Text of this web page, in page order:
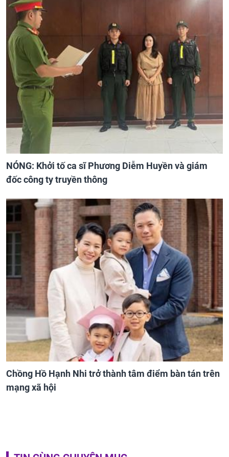
NÓNG: Khởi tố ca sĩ Phương Diễm Huyền và giám
đốc công ty truyền thông
Chồng Hồ Hạnh Nhi trở thành tâm điểm bàn tán trên
mạng xã hội